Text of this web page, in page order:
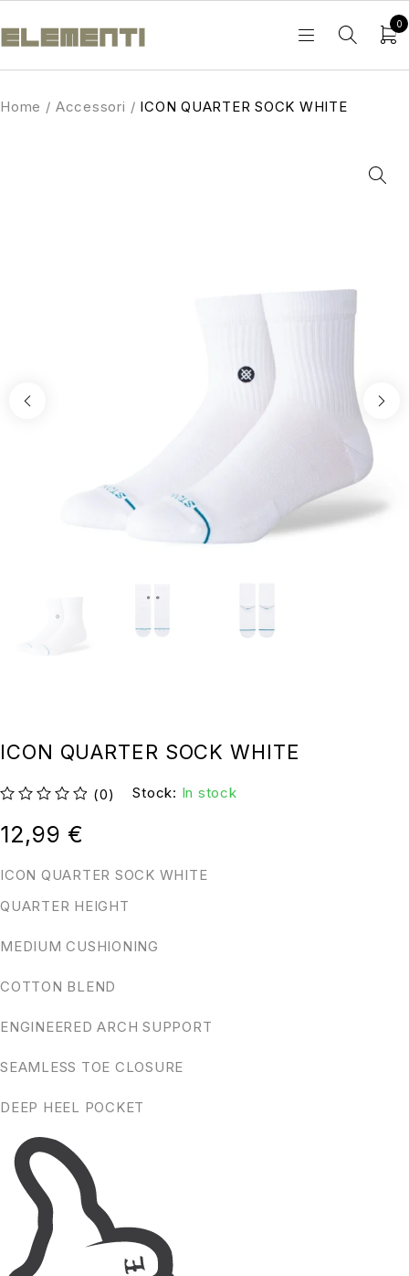
0
Home / Accessori / ICON QUARTER SOCK WHITE
ICON QUARTER SOCK WHITE
(0) Stock: In stock
ICON QUARTER SOCK WHITE
QUARTER HEIGHT
MEDIUM CUSHIONING
COTTON BLEND
ENGINEERED ARCH SUPPORT
SEAMLESS TOE CLOSURE
DEEP HEEL POCKET
12,99 €